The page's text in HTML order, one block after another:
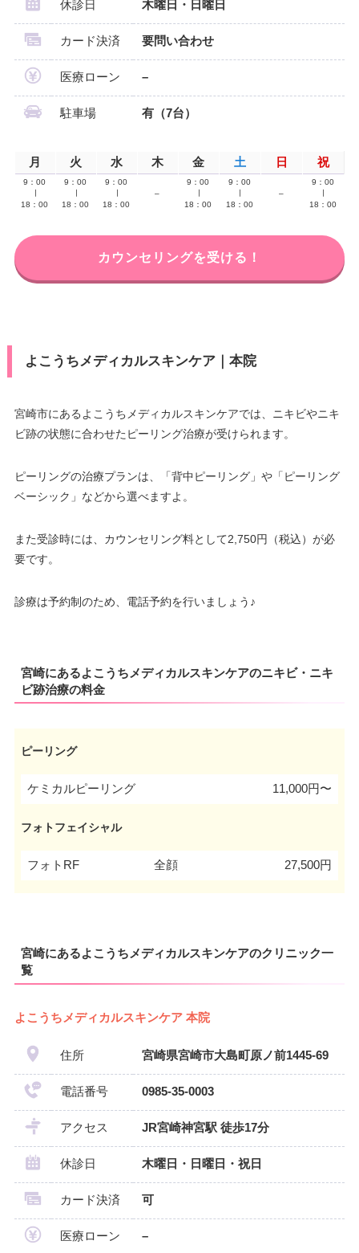
休診日 木曜日・日曜日
カード決済 要問い合わせ
医療ローン –
駐車場 有（7台）
月 火 水 木 金 土 日 祝
9：00
18：00
9：00
18：00
9：00
18：00
–
9：00
18：00
9：00
18：00
–
9：00
18：00
カウンセリングを受ける！
よこうちメディカルスキンケア｜本院
宮崎市にあるよこうちメディカルスキンケアでは、ニキビやニキ
ビ跡の状態に合わせたピーリング治療が受けられます。
ピーリングの治療プランは、「背中ピーリング」や「ピーリング
ベーシック」などから選べますよ。
また受診時には、カウンセリング料として2,750円（税込）が必
要です。
診療は予約制のため、電話予約を行いましょう♪
宮崎にあるよこうちメディカルスキンケアのニキビ・ニキ
ビ跡治療の料金
ピーリング
ケミカルピーリング 11,000円〜
フォトフェイシャル
フォトRF 全顔 27,500円
宮崎にあるよこうちメディカルスキンケアのクリニック一
覧
よこうちメディカルスキンケア 本院
住所 宮崎県宮崎市大島町原ノ前1445-69
電話番号 0985-35-0003
アクセス JR宮崎神宮駅 徒歩17分
休診日 木曜日・日曜日・祝日
カード決済 可
医療ローン –